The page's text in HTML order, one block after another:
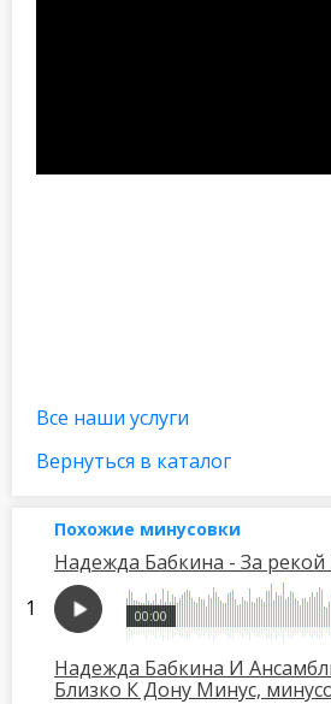
Все наши услуги
Вернуться в каталог
Похожие минусовки
Надежда Бабкина - За
00:00
Надежда Бабкина И
Близко К Дону Минус,